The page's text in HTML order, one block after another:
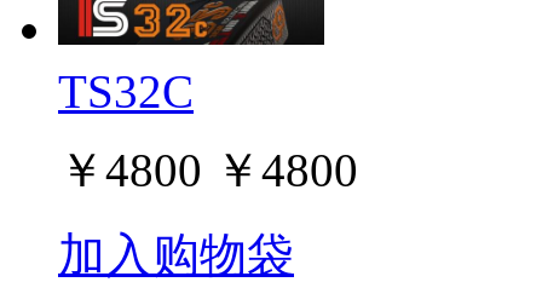
TS32C
￥4800 ￥4800
加入购物袋